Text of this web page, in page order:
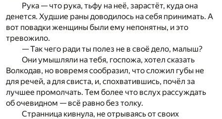
Рука — что рука, тьфу на неё, зарастёт, куда она
денет­ся. Худшие раны доводилось на себя принимать. А
вот повадки женщины были ему непонятны, и это
тревожило.
— Так чего ради ты полез не в своё дело, малыш?
Они умышляли на тебя, госпожа, хотел сказать
Волкодав, но вовремя сообразил, что сложил губы не
для речей, а для свиста, и, спохватившись, почёл за
лучшее промол­чать. Тем более что вслух рассуждать
об очевидном — всё равно без толку.
Странница кивнула, не отрываясь от своих